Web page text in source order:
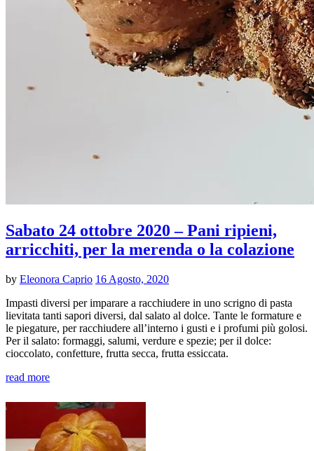
Sabato 24 ottobre 2020 – Pani ripieni,
arricchiti, per la merenda o la colazione
by Eleonora Caprio 16 Agosto, 2020
Impasti diversi per imparare a racchiudere in uno scrigno di pasta
lievitata tanti sapori diversi, dal salato al dolce. Tante le formature e
le piegature, per racchiudere all’interno i gusti e i profumi più golosi.
Per il salato: formaggi, salumi, verdure e spezie; per il dolce:
cioccolato, confetture, frutta secca, frutta essiccata.
read more